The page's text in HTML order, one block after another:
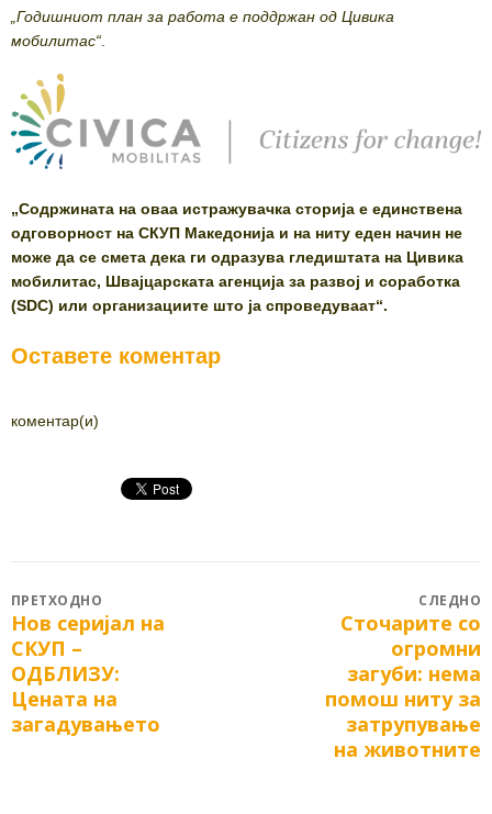
„Годишниот план за работа е поддржан од Цивика
мобилитас“
„Содржината на оваа истражувачка сторија е единствена
одговорност на СКУП Македонија и на ниту еден начин не
може да се смета дека ги одразува гледиштата на Цивика
мобилитас, Швајцарската агенција за развој и соработка
(SDC) или организациите што ја спроведуваат“.
Оставете коментар
коментар(и)
Post
navigation
ПРЕТХОДНО
Previous
post:
Нов серијал на
СКУП –
ОДБЛИЗУ:
Цената на
загадувањето
СЛЕДНО
NextСточарите со
огромни
загуби: нема
помош ниту за
затрупување
на животните